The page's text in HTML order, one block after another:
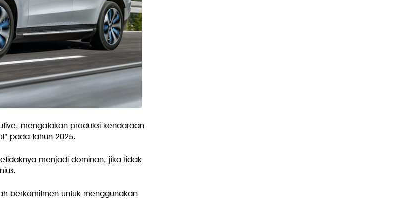
mengatakan produksi kendaraan
pada tahun 2025.
menjadi dominan, jika tidak
berkomitmen untuk menggunakan